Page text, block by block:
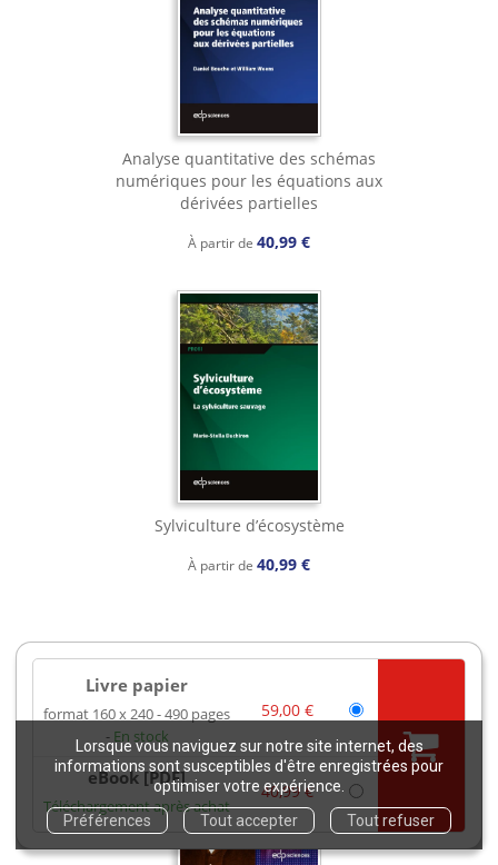
Lorsque vous naviguez sur notre site internet, des
informations sont susceptibles d'être enregistrées pour
optimiser votre expérience.
Préférences
Tout accepter Tout refuser
Livre papier
format 160 x 240 490 pages
En stock
59,00 €
eBook [PDF]
Téléchargement après achat
40,99 €
Analyse quantitative des schémas
numériques pour les équations aux
dérivées partielles
À partir de 40,99 €
Sylviculture d’écosystème
À partir de 40,99 €